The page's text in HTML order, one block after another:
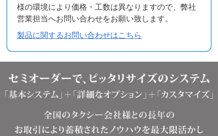
様の環境により価格・工数は異なりますので、弊社
営業担当へお問い合わせをお願い致します。
製品に関するお問い合わせはこちら